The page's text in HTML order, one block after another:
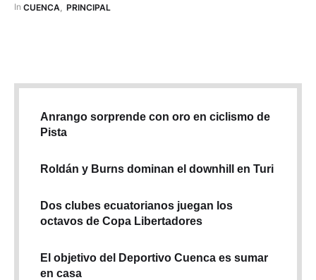
Guzmán, titular de la Gerencia de Control de Tránsito de la
In CUENCA PRINCIPAL
Anrango sorprende con oro en ciclismo de
Pista
Roldán y Burns dominan el downhill en Turi
Dos clubes ecuatorianos juegan los
octavos de Copa Libertadores
El objetivo del Deportivo Cuenca es sumar
en casa